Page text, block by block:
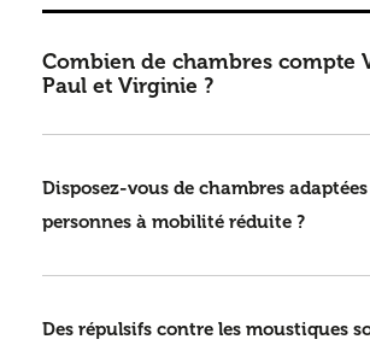
Combien de chambrescompte
Paul et Virginie ?
Disposez-vous de chambres
personnes à mobilité réduite ?
Des répulsifs contre les moustiques